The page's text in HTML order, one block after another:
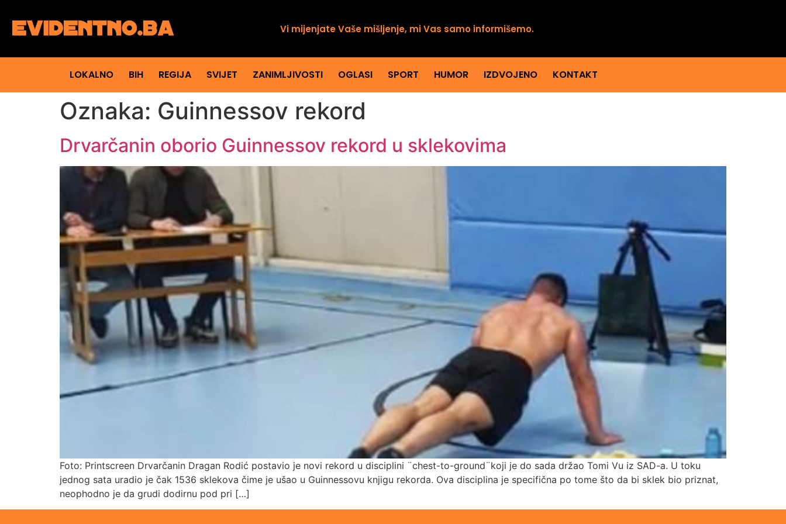
Vi mijenjate Vaše mišljenje, mi Vas samo informišemo.
LOKALNO BIH REGIJA SVIJET ZANIMLJIVOSTI OGLASI SPORT HUMOR IZDVOJENO KONTAKT
Oznaka: Guinnessov rekord
Drvarčanin oborio Guinnessov rekord u sklekovima
Foto: Printscreen Drvarčanin Dragan Rodić postavio je novi rekord u disciplini ¨chest-to-ground¨koji je do sada držao Tomi Vu iz SAD-a. U toku
jednog sata uradio je čak 1536 sklekova čime je ušao u Guinnessovu knjigu rekorda. Ova disciplina je specifična po tome što da bi sklek bio priznat,
neophodno je da grudi dodirnu pod pri […]